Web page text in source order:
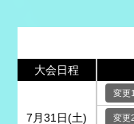
大会日程
7月31日(土)